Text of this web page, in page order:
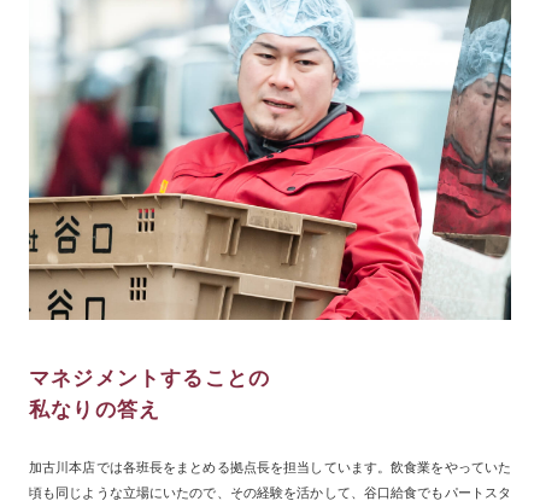
マネジメントすることの
私なりの答え
加古川本店では各班長をまとめる拠点長を担当しています。飲食業をやっていた
頃も同じような立場にいたので、その経験を活かして、谷口給食でもパートスタ